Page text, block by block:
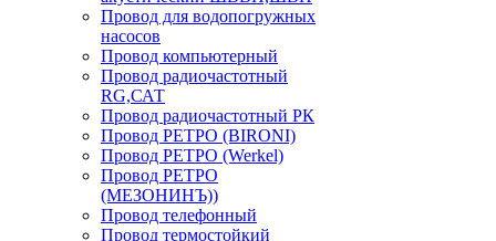
Провод для водопогружных
насосов
Провод компьютерный
Провод радиочастотный
RG,САТ
Провод радиочастотный РК
Провод РЕТРО (BIRONI)
Провод РЕТРО (Werkel)
Провод РЕТРО
(МЕЗОНИНЪ))
Провод телефонный
Провод термостойкий